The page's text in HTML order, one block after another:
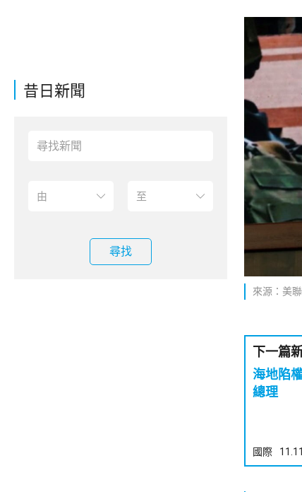
昔日新聞
尋找
來源：美
下一篇
海地陷
總理
國際